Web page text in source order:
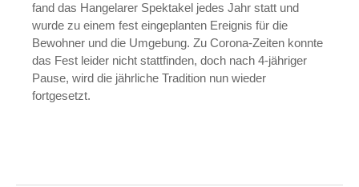
fand das Hangelarer Spektakel jedes Jahr statt und
wurde zu einem fest eingeplanten Ereignis für die
Bewohner und die Umgebung. Zu Corona-Zeiten konnte
das Fest leider nicht stattfinden, doch nach 4-jähriger
Pause, wird die jährliche Tradition nun wieder
fortgesetzt.